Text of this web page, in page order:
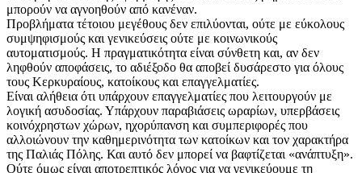
μπορούν να αγνοηθούν από κανέναν.
Προβλήματα τέτοιου μεγέθους δεν επιλύονται, ούτε με εύκολους
συμψηφισμούς και γενικεύσεις ούτε με κοινωνικούς
αυτοματισμούς. Η πραγματικότητα είναι σύνθετη και, αν δεν
ληφθούν αποφάσεις, το αδιέξοδο θα αποβεί δυσάρεστο για όλους
τους Κερκυραίους, κατοίκους και επαγγελματίες.
Είναι αλήθεια ότι υπάρχουν επαγγελματίες που λειτουργούν με
λογική ασυδοσίας. Υπάρχουν παραβιάσεις ωραρίων, υπερβάσεις
κοινόχρηστων χώρων, ηχορύπανση και συμπεριφορές που
αλλοιώνουν την καθημερινότητα των κατοίκων και τον χαρακτήρα
της Παλιάς Πόλης. Και αυτό δεν μπορεί να βαφτίζεται «ανάπτυξη».
Ούτε όμως είναι αποτρεπτικός λόγος για να γενικεύουμε τη